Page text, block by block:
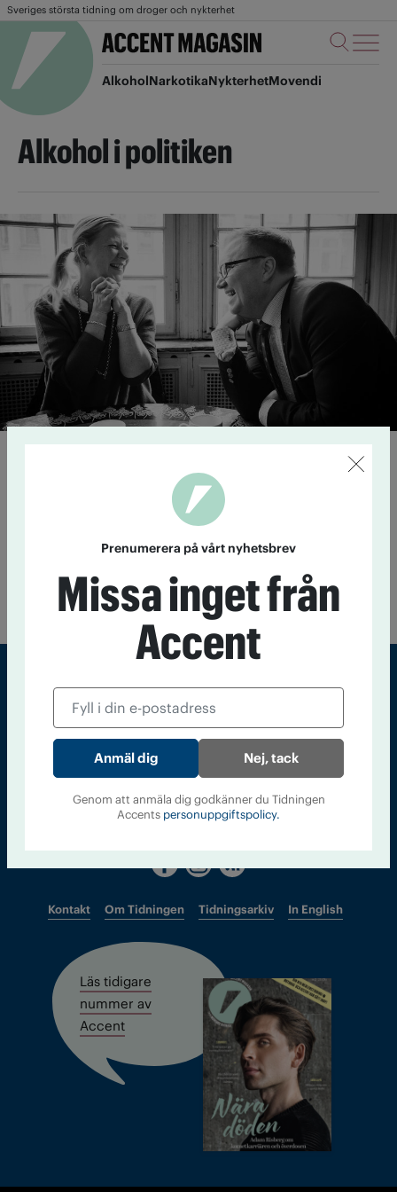
Sveriges största tidning om droger och nykterhet
AlkoholNarkotikaNykterhetMovendi
Alkohol i politiken
Politiska konkurrenter
gör gemensam sak
Stress, sena middagsmöten och mycket
minglande bidrar till att det dricks en hel del i
politikerkretsar. Ändå finns det ingen strategi i partierna för
Axén Olin (M) och Tomas Rudin (S) föreläser tillsammans om
alkoholriskbruk i politiken.
Sveriges största tidning om droger och nykterhet
Tidningen Accent, A4, Bondegatan 21, 116 33 Stockholm
accent@iogt.se
Chefredaktör och ansvarig utgivare: Barbro Janson Lundkvist,
barbro@a4.se.
Kontakt Om Tidningen Tidningsarkiv In English
Läs tidigare
nummer av
Accent
Prenumerera på vårt nyhetsbrev
Missa inget från
Accent
Nej, tack
Genom att anmäla dig godkänner du Tidningen
Accents personuppgiftspolicy.